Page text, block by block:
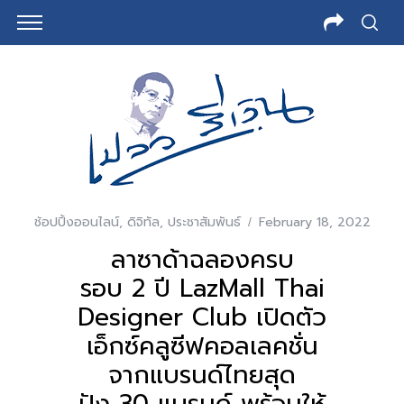
ช้อปปิ้งออนไลน์, ดิจิทัล, ประชาสัมพันธ์ February 18, 2022
ลาซาด้าฉลองครบ
รอบ 2 ปี LazMall Thai
Designer Club เปิดตัว
เอ็กซ์คลูซีฟคอลเลคชั่น
จากแบรนด์ไทยสุด